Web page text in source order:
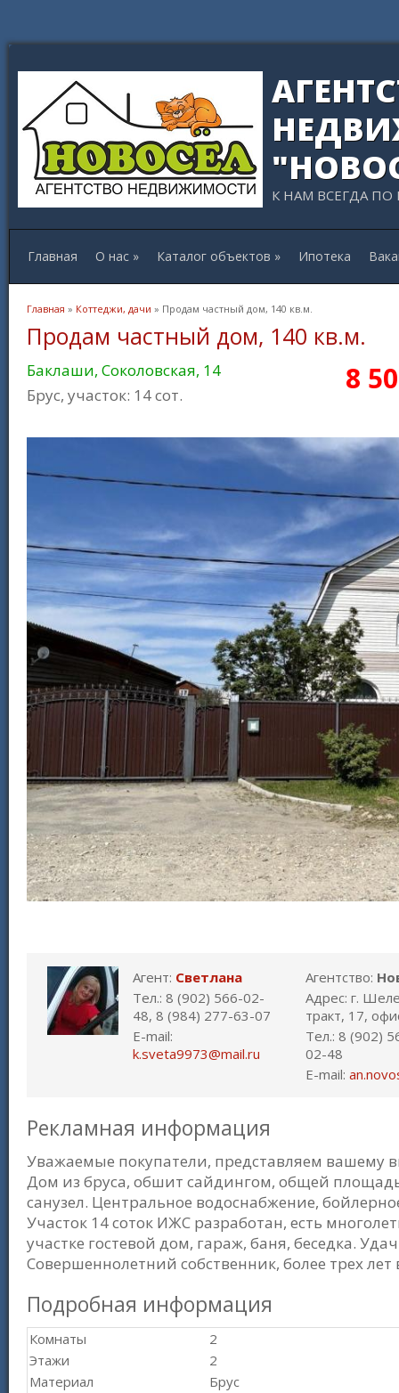
К НАМ ВСЕГДА ПО
Главная О нас » Каталог объектов » Ипотека
Вы здесь
Главная » Коттеджи, дачи » Продам частный дом, 140 кв.м.
Продам частный дом, 140 кв.м.
8
Баклаши, Соколовская, 14
Брус, участок: 14 сот.
Агент: Светлана
Тел.: 8 (902) 566-02-
48, 8 (984) 277-63-07
E-mail:
k.sveta9973@mail.ru
Агентство:
Адрес: г.
тракт, 17,
Тел.: 8 (902)
02-48
E-mail:
Рекламная информация
Уважаемые покупатели, представляем вашему
Дом из бруса, обшит сайдингом, общей
санузел. Центральное водоснабжение,
Участок 14 соток ИЖС разработан, есть
участке гостевой дом, гараж, баня, беседка.
Совершеннолетний собственник, более трех
Подробная информация
Комнаты
2
Этажи
2
Материал
Брус